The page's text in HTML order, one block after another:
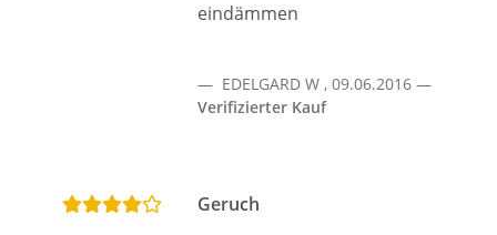
eindämmen
EDELGARD W , 09.06.2016
Verifizierter Kauf
Geruch